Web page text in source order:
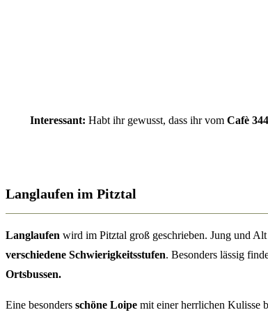
Interessant: Habt ihr gewusst, dass ihr vom Cafè
Langlaufen im Pitztal
Langlaufen wird im Pitztal groß geschrieben. Jung und
verschiedene Schwierigkeitsstufen. Besonders lässig
Ortsbussen.
Eine besonders schöne Loipe mit einer herrlichen Kulisse